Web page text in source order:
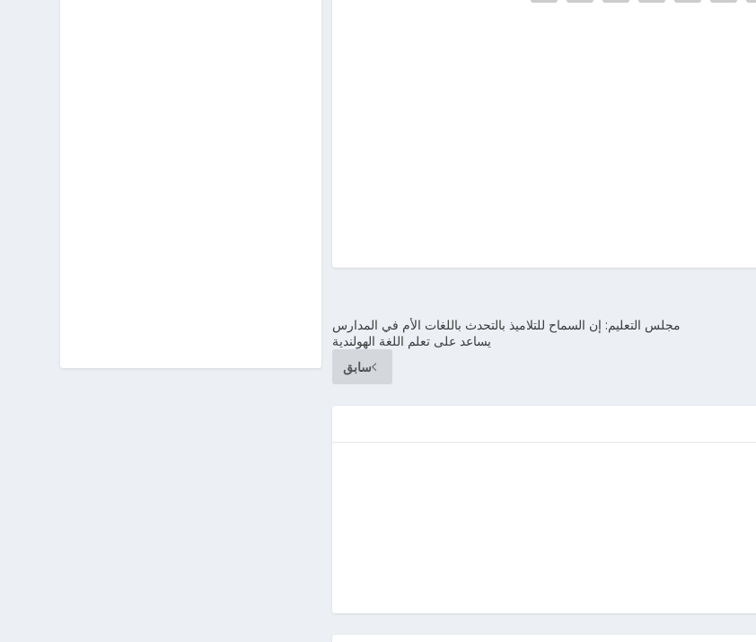
مجلس التعليم: إن السماح للتلاميذ بالتحدث باللغات الأم في المدارس
يساعد على تعلم اللغة الهولندية
سابق